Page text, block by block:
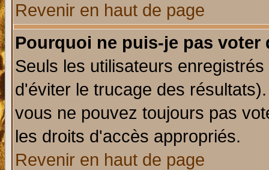
Revenir en haut de page
Pourquoi ne puis-je pas voter
Seuls les utilisateurs
d'éviter le trucage des
vous ne pouvez toujours pas
les droits d'accès appropriés.
Revenir en haut de page